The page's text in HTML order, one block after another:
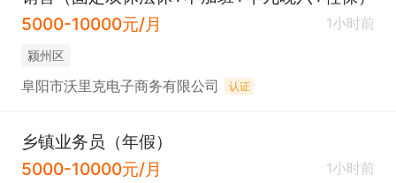
5000-10000元/月
1小时前
颍州区
阜阳市沃里克电子商务有限公司 认证
乡镇业务员（年假）
5000-10000元/月
1小时前